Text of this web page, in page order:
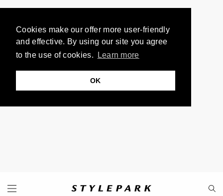
Cookies make our offer more user-friendly
and effective. By using our site you agree
to the use of cookies.
Learn more
OK